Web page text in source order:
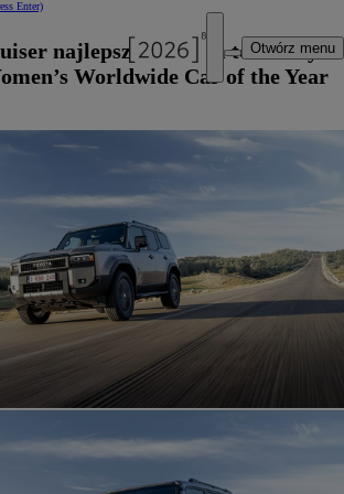
Enter)
Otwórz menu
najlepszym autem terenowym
Worldwide Car of the Year